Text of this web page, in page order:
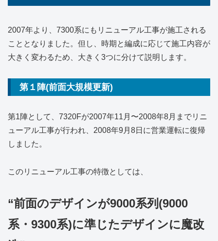
2007年より、7300系にもリニューアル工事が施工される
こととなりました。但し、時期と編成に応じて施工内容が
大きく変わるため、大きく3つに分けて説明します。
第１陣(前面大規模更新)
第1陣として、7320Fが2007年11月〜2008年8月までリニ
ューアル工事が行われ、2008年9月8日に営業運転に復帰
しました。
このリニューアル工事の特徴としては、
“前面のデザインが9000系列(9000
系・9300系)に準じたデザインに魔改